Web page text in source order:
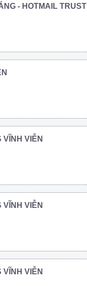
- HOTMAIL TRUST
VIỄN
VIỄN
VIỄN